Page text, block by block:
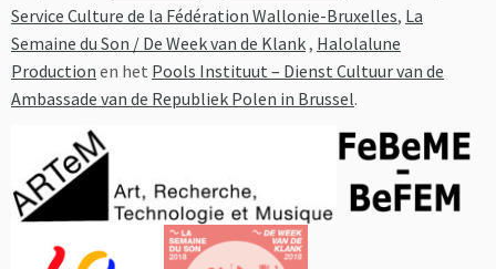
Service Culture de la Fédération Wallonie-Bruxelles, La
Semaine du Son / De Week van de Klank, Halolalune
Production en het Pools Instituut – Dienst Cultuur van de
Ambassade van de Republiek Polen in Brussel.